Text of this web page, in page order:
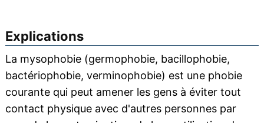
Explications
La mysophobie (germophobie, bacillophobie,
bactériophobie, verminophobie) est une phobie
courante qui peut amener les gens à éviter tout
contact physique avec d'autres personnes par